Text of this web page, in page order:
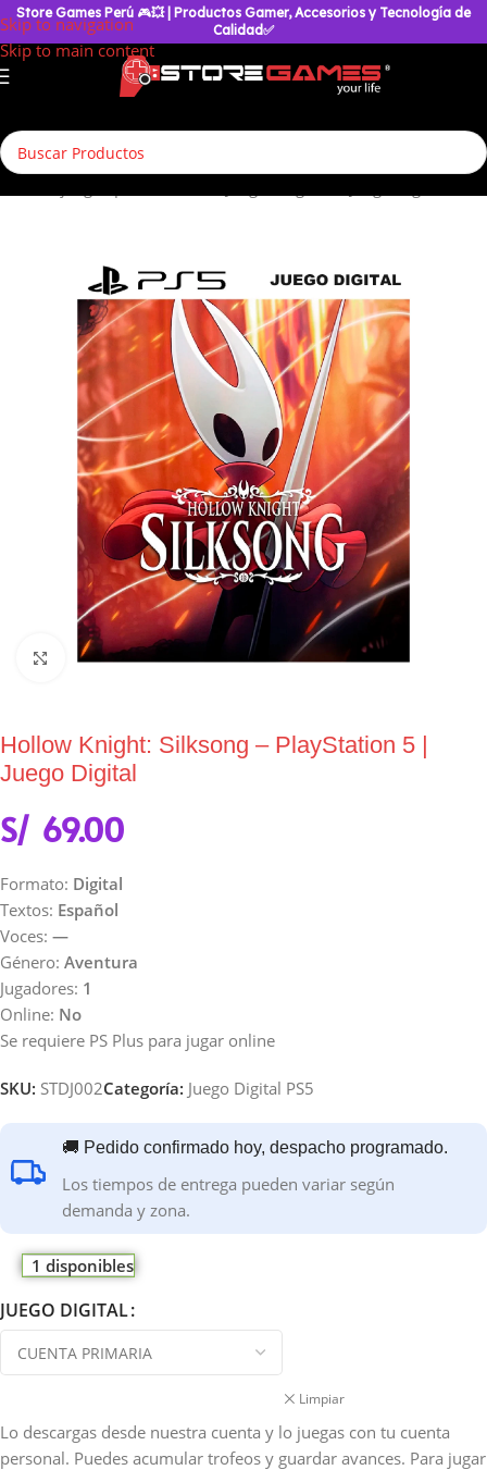
Skip to navigation
Skip to main content
Store Games Perú 🎮💥
| Productos Gamer, Accesorios y Tecnología de
Calidad✅
Click to enlarge
Hollow Knight: Silksong – PlayStation 5 |
Juego Digital
S/ 69.00
Formato: Digital
Textos: Español
Voces: —
Género: Aventura
Jugadores: 1
Online: No
Se requiere PS Plus para jugar online
SKU: STDJ002Categoría: Juego Digital PS5
🚚 Pedido confirmado hoy, despacho programado.
Los tiempos de entrega pueden variar según
demanda y zona.
1 disponibles
JUEGO DIGITAL
Limpiar
Lo descargas desde nuestra cuenta y lo juegas con tu cuenta
personal. Puedes acumular trofeos y guardar avances. Para jugar